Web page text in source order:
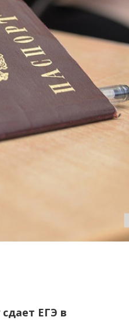
ЕГЭ в